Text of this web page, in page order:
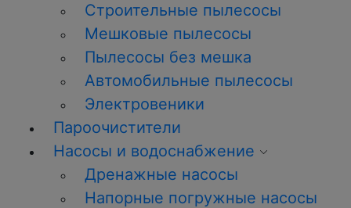
Строительные пылесосы
Мешковые пылесосы
Пылесосы без мешка
Автомобильные пылесосы
Электровеники
Пароочистители
Насосы и водоснабжение
Дренажные насосы
Напорные погружные насосы